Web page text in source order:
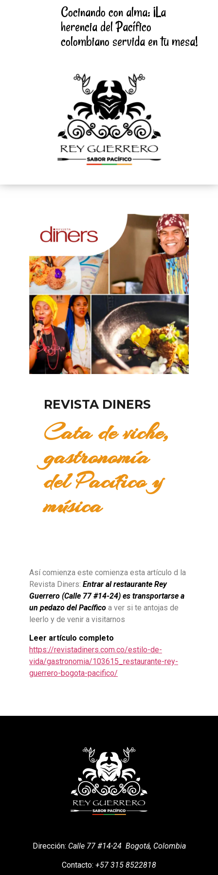
Cocinando con alma: ¡La
herencia del Pacífico
colombiano servida en tu mesa!
REVISTA DINERS
Cata de viche,
gastronomía
del Pacífico y
música
Así comienza este comienza esta artículo d la
Revista Diners: Entrar al restaurante Rey
Guerrero (Calle 77 #14-24) es transportarse a
un pedazo del Pacífico a ver si te antojas de
leerlo y de venir a visitarnos
Leer artículo completo
https://revistadiners.com.co/estilo-de-
vida/gastronomia/103615_restaurante-rey-
guerrero-bogota-pacifico/
Dirección: Calle 77 #14-24 Bogotá, Colombia
Contacto: +57 315 ​​8522818